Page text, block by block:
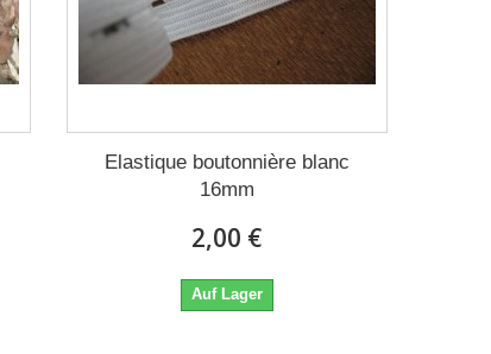
Elastique boutonnière blanc
16mm
2,00 €
Auf Lager